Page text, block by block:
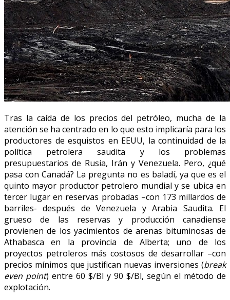
Tras la caída de los precios del petróleo, mucha de la
atención se ha centrado en lo que esto implicaría para los
productores de esquistos en EEUU, la continuidad de la
política petrolera saudita y los problemas
presupuestarios de Rusia, Irán y Venezuela. Pero, ¿qué
pasa con Canadá? La pregunta no es baladí, ya que es el
quinto mayor productor petrolero mundial y se ubica en
tercer lugar en reservas probadas –con 173 millardos de
barriles- después de Venezuela y Arabia Saudita. El
grueso de las reservas y producción canadiense
provienen de los yacimientos de arenas bituminosas de
Athabasca en la provincia de Alberta; uno de los
proyectos petroleros más costosos de desarrollar –con
precios mínimos que justifican nuevas inversiones (break
even point) entre 60 $/Bl y 90 $/Bl, según el método de
explotación.